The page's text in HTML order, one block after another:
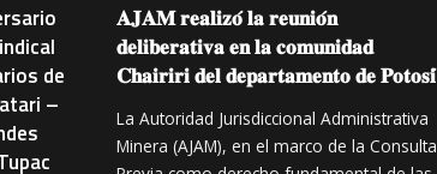
de
–
𝐀𝐉𝐀𝐌 𝐫𝐞𝐚𝐥𝐢𝐳𝐨́ 𝐥𝐚 𝐫𝐞𝐮𝐧𝐢𝐨́𝐧
𝐝𝐞𝐥𝐢𝐛𝐞𝐫𝐚𝐭𝐢𝐯𝐚 𝐞𝐧 𝐥𝐚 𝐜𝐨𝐦𝐮𝐧𝐢𝐝𝐚𝐝
𝐂𝐡𝐚𝐢𝐫𝐢𝐫𝐢 𝐝𝐞𝐥 𝐝𝐞𝐩𝐚𝐫𝐭𝐚𝐦𝐞𝐧𝐭𝐨 𝐝𝐞 𝐏𝐨𝐭𝐨𝐬𝐢́
La Autoridad Jurisdiccional Administrativa
Minera (AJAM), en el marco de la Consulta